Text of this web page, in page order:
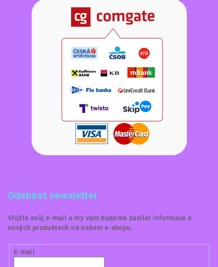
Odebírat newsletter
Vložte svůj e-mail a my vám budeme zasílat informace o
nových produktech na našem e-shopu.
E-mail